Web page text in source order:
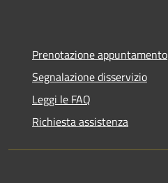
Prenotazione appuntamento
Segnalazione disservizio
Leggi le FAQ
Richiesta assistenza